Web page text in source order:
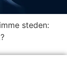
steden: